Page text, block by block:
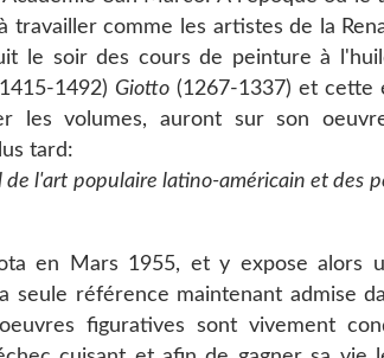
travailler comme les artistes de la
le soir des cours de peinture à
1492) Giotto (1267-1337) et cette
les volumes, auront sur son
tard:
l'art populaire latino-américain et des
en Mars 1955, et y expose alors
seule référence maintenant admise
figuratives sont vivement